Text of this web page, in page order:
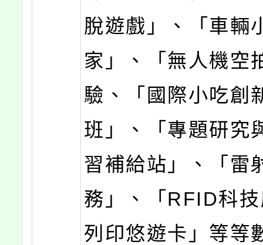
脫遊戲」、「車輛
家」、「無人機空
驗、「國際小吃創
班」、「專題研究
習補給站」、「雷
務」、「RFID科
列印悠遊卡」等等